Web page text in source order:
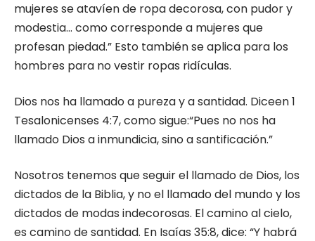
mujeres se atavíen de ropa decorosa, con pudor y
modestia… como corresponde a mujeres que
profesan piedad.” Esto también se aplica para los
hombres para no vestir ropas ridículas.
Dios nos ha llamado a pureza y a santidad. Diceen 1
Tesalonicenses 4:7, como sigue:“Pues no nos ha
llamado Dios a inmundicia, sino a santificación.”
Nosotros tenemos que seguir el llamado de Dios, los
dictados de la Biblia, y no el llamado del mundo y los
dictados de modas indecorosas. El camino al cielo,
es camino de santidad. En Isaías 35:8, dice: “Y habrá